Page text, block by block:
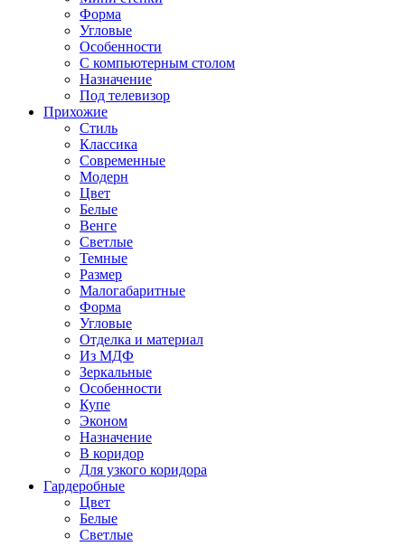
Форма
Угловые
Особенности
С компьютерным столом
Назначение
Под телевизор
Прихожие
Стиль
Классика
Современные
Модерн
Цвет
Белые
Венге
Светлые
Темные
Размер
Малогабаритные
Форма
Угловые
Отделка и материал
Из МДФ
Зеркальные
Особенности
Купе
Эконом
Назначение
В коридор
Для узкого коридора
Гардеробные
Цвет
Белые
Светлые